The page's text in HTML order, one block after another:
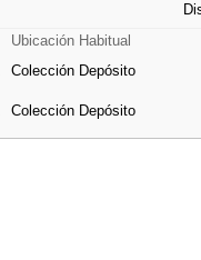
Ubicación Habitual
Colección Depósito
Colección Depósito